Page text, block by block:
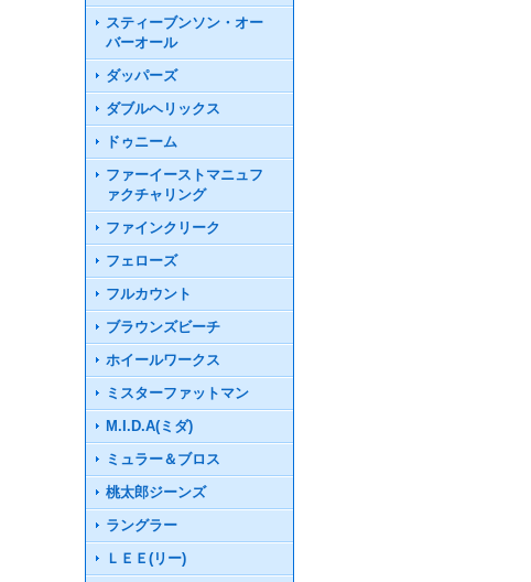
スティーブンソン・オー
バーオール
ダッパーズ
ダブルヘリックス
ドゥニーム
ファーイーストマニュフ
ァクチャリング
ファインクリーク
フェローズ
フルカウント
ブラウンズビーチ
ホイールワークス
ミスターファットマン
M.I.D.A(ミダ)
ミュラー＆ブロス
桃太郎ジーンズ
ラングラー
ＬＥＥ(リー)